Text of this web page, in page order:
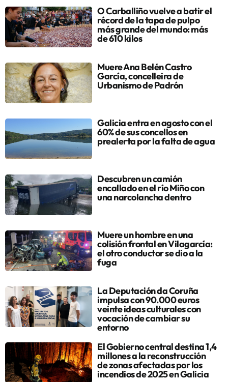
O Carballiño vuelve a batir el
récord de la tapa de pulpo
más grande del mundo: más
de 610 kilos
Muere Ana Belén Castro
García, concelleira de
Urbanismo de Padrón
Galicia entra en agosto con el
60% de sus concellos en
prealerta por la falta de agua
Descubren un camión
encallado en el río Miño con
una narcolancha dentro
Muere un hombre en una
colisión frontal en Vilagarcía:
el otro conductor se dio a la
fuga
La Deputación da Coruña
impulsa con 90.000 euros
veinte ideas culturales con
vocación de cambiar su
entorno
El Gobierno central destina 1,4
millones a la reconstrucción
de zonas afectadas por los
incendios de 2025 en Galicia